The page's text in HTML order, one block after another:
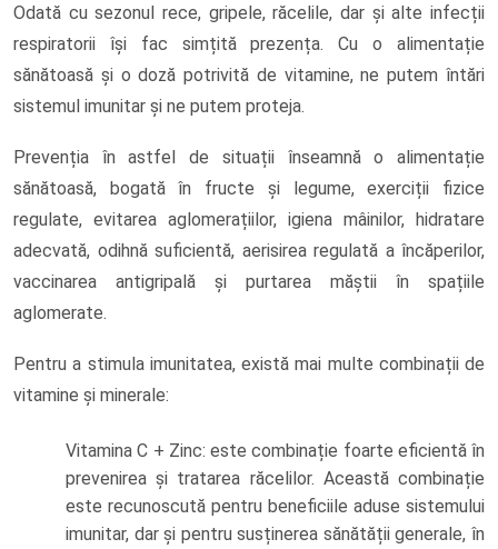
Odată cu sezonul rece, gripele, răcelile, dar și alte infecții
respiratorii își fac simțită prezența. Cu o alimentație
sănătoasă și o doză potrivită de vitamine, ne putem întări
sistemul imunitar și ne putem proteja.
Prevenția în astfel de situații înseamnă o alimentație
sănătoasă, bogată în fructe și legume, exerciții fizice
regulate, evitarea aglomerațiilor, igiena mâinilor, hidratare
adecvată, odihnă suficientă, aerisirea regulată a încăperilor,
vaccinarea antigripală și purtarea măștii în spațiile
aglomerate.
Pentru a stimula imunitatea, există mai multe combinații de
vitamine și minerale:
Vitamina C + Zinc: este combinație foarte eficientă în
prevenirea și tratarea răcelilor. Această combinație
este recunoscută pentru beneficiile aduse sistemului
imunitar, dar și pentru susținerea sănătății generale, în